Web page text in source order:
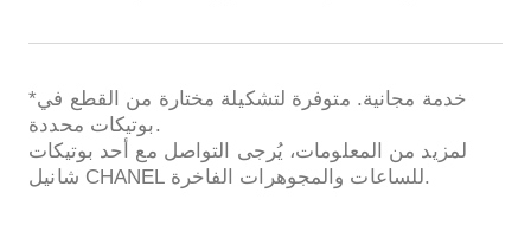
*خدمة مجانية. متوفرة لتشكيلة مختارة من القطع في
بوتيكات محددة.
لمزيد من المعلومات، يُرجى التواصل مع أحد بوتيكات
شانيل CHANEL للساعات والمجوهرات الفاخرة.